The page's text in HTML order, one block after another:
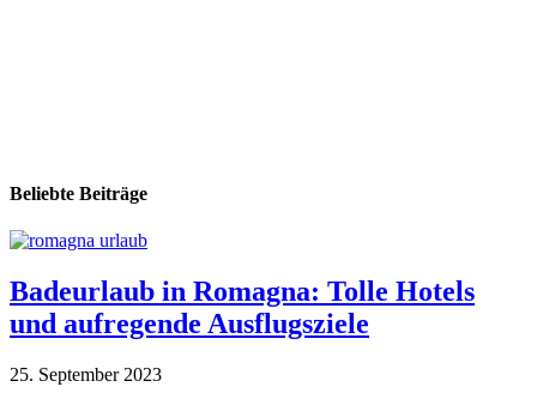
Beliebte Beiträge
Badeurlaub in Romagna: Tolle Hotels
und aufregende Ausflugsziele
25. September 2023